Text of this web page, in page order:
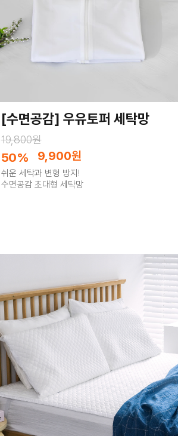
[수면공감] 우유토퍼 세탁망
19,800원
50% 9,900원
쉬운 세탁과 변형 방지!
수면공감 초대형 세탁망